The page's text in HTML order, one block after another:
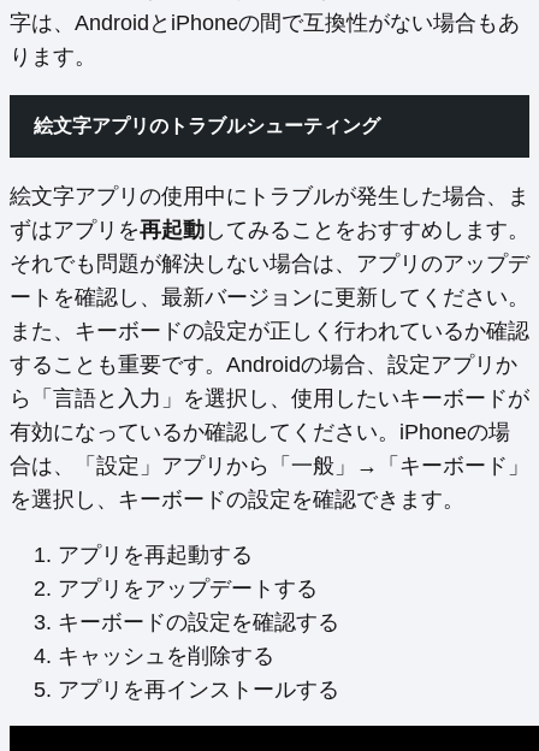
字は、AndroidとiPhoneの間で互換性がない場合もあ
ります。
絵文字アプリのトラブルシューティング
絵文字アプリの使用中にトラブルが発生した場合、ま
ずはアプリを再起動 してみることをおすすめします。
それでも問題が解決しない場合は、アプリのアップデ
ートを確認し、最新バージョンに更新してください。
また、キーボードの設定が正しく行われているか確認
することも重要です。Androidの場合、設定アプリか
ら「言語と入力」を選択し、使用したいキーボードが
有効になっているか確認してください。iPhoneの場
合は、「設定」アプリから「一般」→「キーボード」
を選択し、キーボードの設定を確認できます。
アプリを再起動する
アプリをアップデートする
キーボードの設定を確認する
キャッシュを削除する
アプリを再インストールする